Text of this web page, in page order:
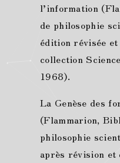
l’information
de philosophie
édition révisée
collection
1968).
La Genèse des
(Flammarion,
philosophie
après révision et